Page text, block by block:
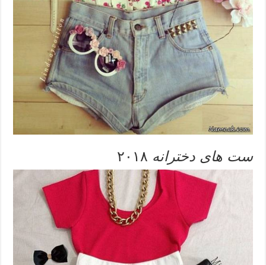
ست های دخترانه